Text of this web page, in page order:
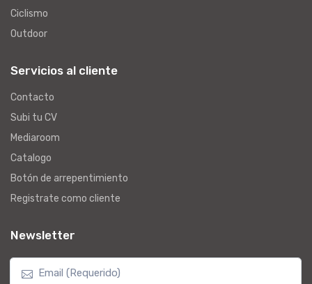
Ciclismo
Outdoor
Servicios al cliente
Contacto
Subi tu CV
Mediaroom
Catalogo
Botón de arrepentimiento
Registrate como cliente
Newsletter